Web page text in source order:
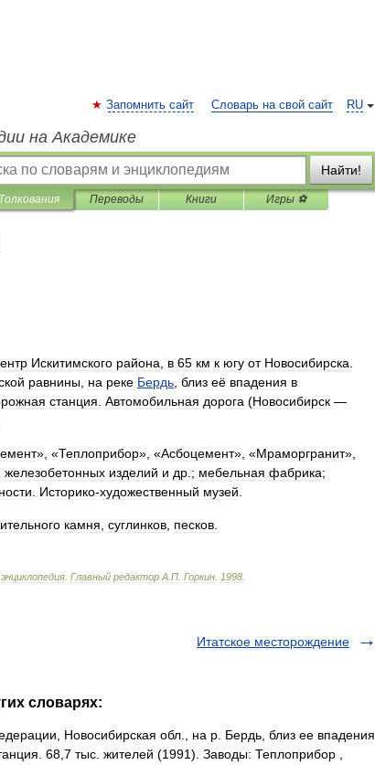
RU
Запомнить сайт Словарь на свой сайт
на Академике
Найти!
Толкования Переводы Книги Игры ⚽
Искитимского района в 65 км к югу от Новосибирска
равнины на реке Бердь близ её впадения в
станция Автомобильная дорога (Новосибирск —
», «Теплоприбор», «Асбоцемент», «Мраморгранит»,
железобетонных изделий и др .; мебельная фабрика;
Историко-художественный музей
камня суглинков песков
энциклопедия Главный редактор А П Горкин 1998
Итатское месторождение
словарях:
Новосибирская обл., на р. Бердь, близ ее впадения
68,7 тыс. жителей (1991). Заводы: Теплоприбор ,